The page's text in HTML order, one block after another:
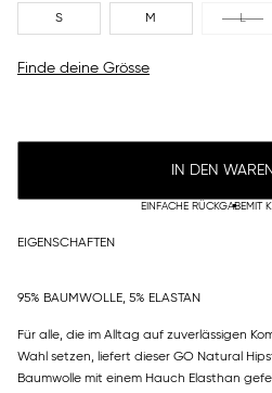
S M L
Finde deine Grösse
IN DEN
EINFACHE RÜCKGABEMIT
EIGENSCHAFTEN
95% BAUMWOLLE, 5% ELASTAN
Für alle, die im Alltag auf zuverlässigen
Wahl setzen, liefert dieser GO Natural
Baumwolle mit einem Hauch Elasthan